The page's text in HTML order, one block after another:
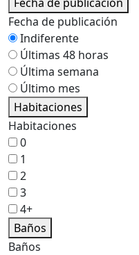
Fecha de publicación
Indiferente
Últimas 48 horas
Última semana
Último mes
Habitaciones
Habitaciones
0
1
2
3
4+
Baños
Baños